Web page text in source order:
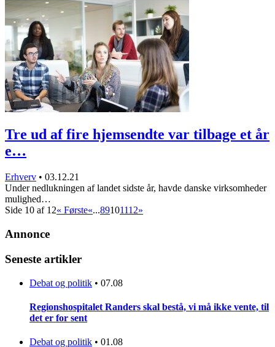
Tre ud af fire hjemsendte var tilbage et år
e…
Erhverv • 03.12.21
Under nedlukningen af landet sidste år, havde danske virksomheder
mulighed…
Side 10 af 12« Første«...89101112»
Annonce
Seneste artikler
Debat og politik • 07.08
Regionshospitalet Randers skal bestå, vi må ikke vente, til
det er for sent
Debat og politik • 01.08